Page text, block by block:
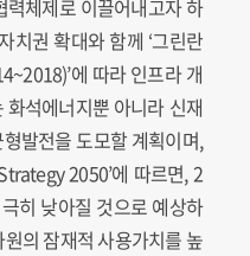
체제로 이끌어내고자 하
치권 확대와 함께 ‘그린란
에 따라 인프라 개
석에너지뿐 아니라 신재
발전을 도모할 계획이며,
2050’에 따르면, 2
히 낮아질 것으로 예상하
의 잠재적 사용가치를 높